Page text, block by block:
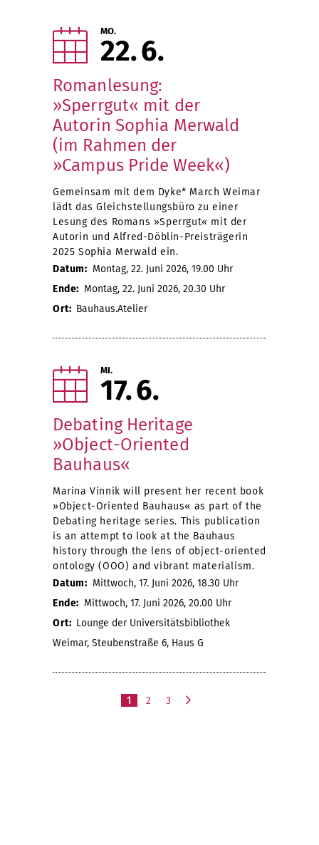
MO.
22 6
Romanlesung:
»Sperrgut« mit der
Autorin Sophia Merwald
(im Rahmen der
»Campus Pride Week«)
Gemeinsam mit dem Dyke* March Weimar
lädt das Gleichstellungsbüro zu einer
Lesung des Romans »Sperrgut« mit der
Autorin und Alfred-Döblin-Preisträgerin
2025 Sophia Merwald ein.
Datum: Montag, 22. Juni 2026, 19.00 Uhr
Ende: Montag, 22. Juni 2026, 20.30 Uhr
Ort: Bauhaus.Atelier
MI.
17 6
Debating Heritage
»Object-Oriented
Bauhaus«
Marina Vinnik will present her recent book
»Object-Oriented Bauhaus« as part of the
Debating heritage series. This publication
is an attempt to look at the Bauhaus
history through the lens of object-oriented
ontology (OOO) and vibrant materialism.
Datum: Mittwoch, 17. Juni 2026, 18.30 Uhr
Ende: Mittwoch, 17. Juni 2026, 20.00 Uhr
Ort: Lounge der Universitätsbibliothek
Weimar, Steubenstraße 6, Haus G
1 2
3